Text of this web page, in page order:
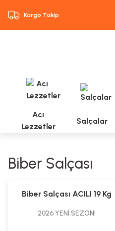
Kargo Takip
Acı
Lezzetler
Salçalar
Biber Salçası
%3Biber Salçası ACILI 19 Kg
2026 YENİ SEZON!